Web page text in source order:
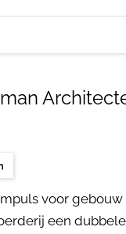
voor
een